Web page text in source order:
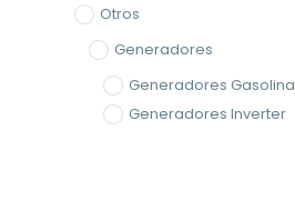
Otros
Generadores
Generadores Gasolina
Generadores Inverter